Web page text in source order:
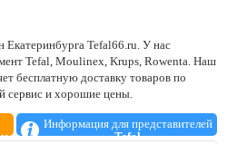
Tefal66.ru. У нас
Tefal, Moulinex, Krups, Rowenta. Наш
бесплатную доставку товаров по
сервис и хорошие цены.
Информация для представителей
Tefal